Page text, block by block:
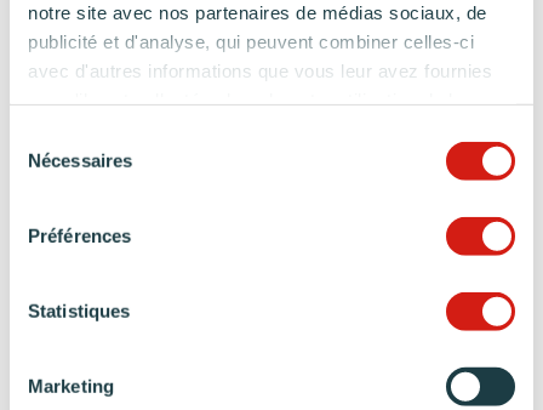
notre site avec nos partenaires de médias sociaux, de
publicité et d'analyse, qui peuvent combiner celles-ci
avec d'autres informations que vous leur avez fournies
Nécessaires
Préférences
Statistiques
Marketing